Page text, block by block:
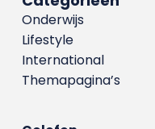
Onderwijs
Lifestyle
International
Themapagina’s